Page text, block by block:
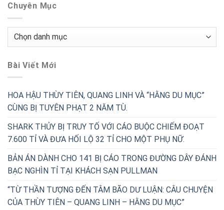
Chuyên Mục
Chuyên
Bài Viết Mới
HOA HẬU THÙY TIÊN, QUANG LINH VÀ “HẰNG DU MỤC”
CÙNG BỊ TUYÊN PHẠT 2 NĂM TÙ.
SHARK THỦY BỊ TRUY TỐ VỚI CÁO BUỘC CHIẾM ĐOẠT
7.600 TỈ VÀ ĐƯA HỐI LỘ 32 TỈ CHO MỘT PHỤ NỮ.
BẢN ÁN DÀNH CHO 141 BỊ CÁO TRONG ĐƯỜNG DÂY ĐÁNH
BẠC NGHÌN TỈ TẠI KHÁCH SẠN PULLMAN
“TỪ THẦN TƯỢNG ĐẾN TÂM BÃO DƯ LUẬN: CÂU CHUYỆN
CỦA THÙY TIÊN – QUANG LINH – HẰNG DU MỤC”